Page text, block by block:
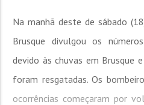
Na manhã deste de sábado
Brusque divulgou os
devido às chuvas em Brusque
foram resgatadas. Os
ocorrências começaram por